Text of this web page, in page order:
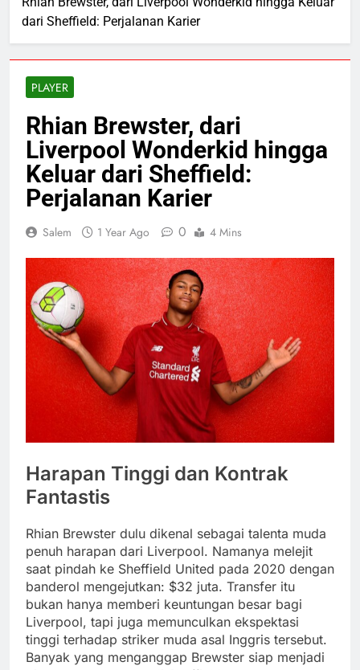
dari Sheffield: Perjalanan Karier
PLAYER
Rhian Brewster, dari
Liverpool Wonderkid hingga
Keluar dari Sheffield:
Perjalanan Karier
Salem 1 Year Ago 0 4 Mins
Harapan Tinggi dan Kontrak
Fantastis
Rhian Brewster dulu dikenal sebagai talenta muda
penuh harapan dari Liverpool. Namanya melejit
saat pindah ke Sheffield United pada 2020 dengan
banderol mengejutkan: $32 juta. Transfer itu
bukan hanya memberi keuntungan besar bagi
Liverpool, tapi juga memunculkan ekspektasi
tinggi terhadap striker muda asal Inggris tersebut.
Banyak yang menganggap Brewster siap menjadi